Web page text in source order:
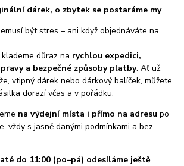
dárek, o zbytek se postaráme my
být stres – ani když objednáváte na
klademe důraz na rychlou expedici,
a bezpečné způsoby platby. Ať už
vtipný dárek nebo dárkový balíček, můžete
dorazí včas a v pořádku.
na výdejní místa i přímo na adresu po
vždy s jasně danými podmínkami a bez
do 11:00 (po–pá) odesíláme ještě